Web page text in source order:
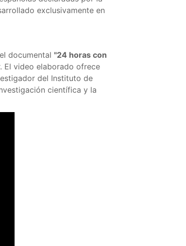
exclusivamente en
documental "24 horas con
El video elaborado ofrece
del Instituto de
científica y la